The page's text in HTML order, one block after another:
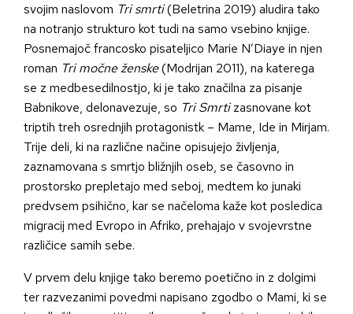
svojim naslovom Tri smrti(Beletrina 2019) aludira tako
na notranjo strukturo kot tudi na samo vsebino knjige.
Posnemajoč francosko pisateljico Marie N’Diaye in njen
roman Tri močne ženske(Modrijan 2011), na katerega
se z medbesedilnostjo, ki je tako značilna za pisanje
Babnikove, delonavezuje, so Tri Smrtizasnovane kot
triptih treh osrednjih protagonistk – Mame, Ide in Mirjam.
Trije deli, ki na različne načine opisujejo življenja,
zaznamovana s smrtjo bližnjih oseb, se časovno in
prostorsko prepletajo med seboj, medtem ko junaki
predvsem psihično, kar se načeloma kaže kot posledica
migracij med Evropo in Afriko, prehajajo v svojevrstne
različice samih sebe.
V prvem delu knjige tako beremo poetično in z dolgimi
ter razvezanimi povedmi napisano zgodbo o Mami, ki se